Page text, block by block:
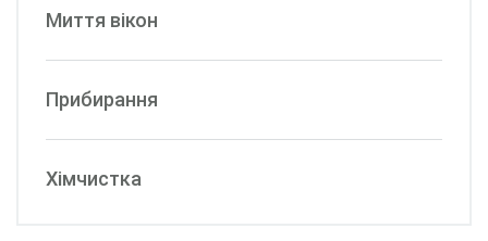
Миття вікон
Прибирання
Хімчистка